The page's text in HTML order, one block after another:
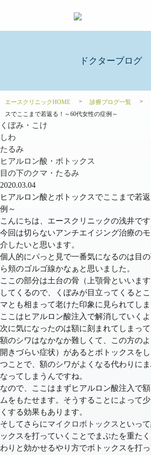
ドクターブログ
エースクリニックHOME 診療ブログ一覧
スでここまで若返る！～60代女性の症例～
くぼみ・こけ
しわ
たるみ
ヒアルロン酸・ボトックス
目の下のクマ・たるみ
2020.03.04
ヒアルロン酸とボトックスでここまで若
例～
こんにちは、エースクリニックの浅井です
今回は切らないアンチエイジング治療の
介したいと思います。
個人的にパっと見で一番気になるのは目
ら頬のゴルゴ線かなぁと思いました。
ここの部分は土台の骨（上顎骨といいま
してくるので、くぼみが目立ってくると
マとも相まって老けた印象に見られてしま
ここはヒアルロン酸注入で解消していくよ
次に気になったのは額に刻まれてしまって
額のシワはなかなか難しくて、この方の
開きづらい症状）があるとボトックスを
つことで、額のシワがよくなる代わりに
なってしまうんですね。
なので、ここはまずヒアルロン酸注入で
ムをもたせます。そうすることによって
くする効果もあります。
そしてさらにマイクロボトックス といっ
ックスを打っていくことでまぶたを重た
わりと効かせるやり方でボトックスを打